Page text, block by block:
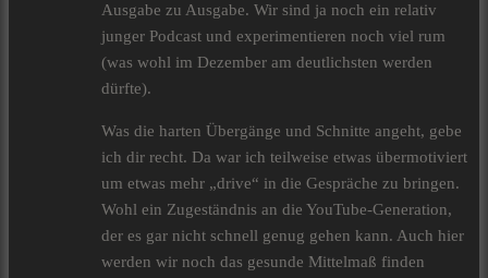
Ausgabe zu Ausgabe. Wir sind ja noch ein relativ
junger Podcast und experimentieren noch viel rum
(was wohl im Dezember am deutlichsten werden
dürfte).
Was die harten Übergänge und Schnitte angeht, gebe
ich dir recht. Da war ich teilweise etwas übermotiviert
um etwas mehr „drive“ in die Gespräche zu bringen.
Wohl ein Zugeständnis an die YouTube-Generation,
der es gar nicht schnell genug gehen kann. Auch hier
werden wir noch das gesunde Mittelmaß finden